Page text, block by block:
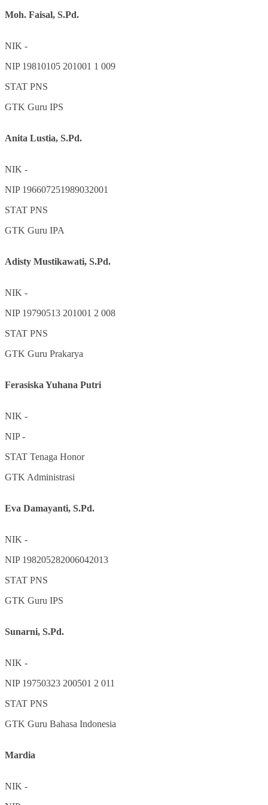
Moh. Faisal, S.Pd.
NIK -
NIP 19810105 201001 1 009
STAT PNS
GTK Guru IPS
Anita Lustia, S.Pd.
NIK -
NIP 196607251989032001
STAT PNS
GTK Guru IPA
Adisty Mustikawati, S.Pd.
NIK -
NIP 19790513 201001 2 008
STAT PNS
GTK Guru Prakarya
Ferasiska Yuhana Putri
NIK -
NIP-
STAT Tenaga Honor
GTK Administrasi
Eva Damayanti, S.Pd.
NIK -
NIP 198205282006042013
STAT PNS
GTK Guru IPS
Sunarni, S.Pd.
NIK -
NIP 19750323 200501 2 011
STAT PNS
GTK Guru Bahasa Indonesia
Mardia
NIK -